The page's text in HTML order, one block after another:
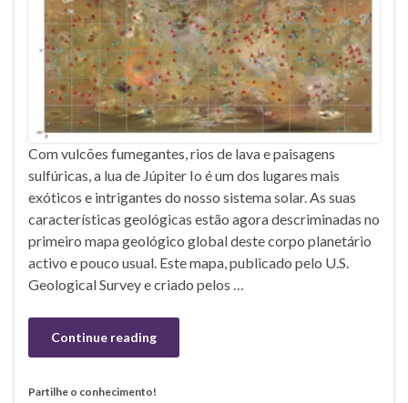
Com vulcões fumegantes, rios de lava e paisagens
sulfúricas, a lua de Júpiter Io é um dos lugares mais
exóticos e intrigantes do nosso sistema solar. As suas
características geológicas estão agora descriminadas no
primeiro mapa geológico global deste corpo planetário
activo e pouco usual. Este mapa, publicado pelo U.S.
Geological Survey e criado pelos …
Continue reading
Partilhe o conhecimento!